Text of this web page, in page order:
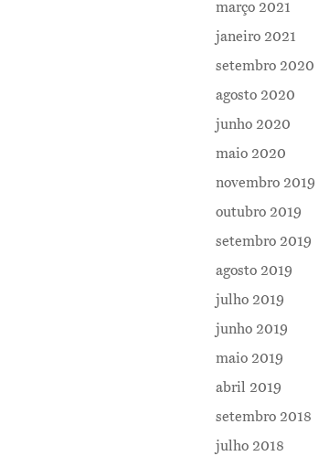
março 2021
janeiro 2021
setembro 2020
agosto 2020
junho 2020
maio 2020
novembro 2019
outubro 2019
setembro 2019
agosto 2019
julho 2019
junho 2019
maio 2019
abril 2019
setembro 2018
julho 2018